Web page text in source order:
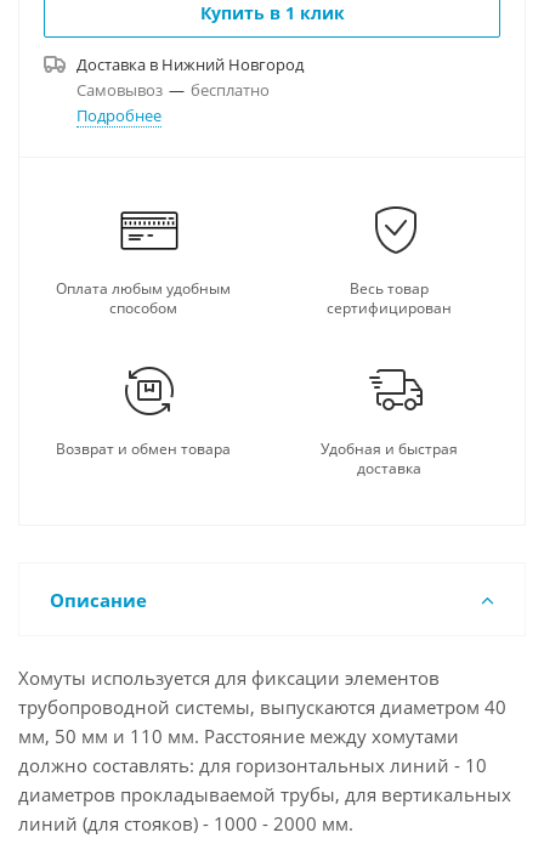
Купить в 1 клик
Доставка в Нижний Новгород
Самовывоз — бесплатно
Подробнее
Оплата любым удобным
способом
Весь товар
сертифицирован
Возврат и обмен товара
Удобная и быстрая
доставка
Описание
Хомуты используется для фиксации элементов
трубопроводной системы, выпускаются диаметром 40
мм, 50 мм и 110 мм. Расстояние между хомутами
должно составлять: для горизонтальных линий - 10
диаметров прокладываемой трубы, для вертикальных
линий (для стояков) - 1000 - 2000 мм.